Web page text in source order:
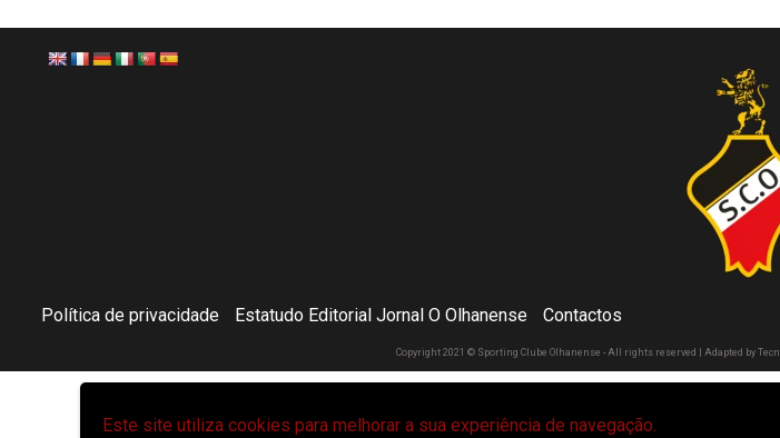
Este site utiliza cookies para melhorar a sua experiência de navegação.
Política de privacidade Estatudo Editorial Jornal O Olhanense Contactos
Copyright 2021 © Sporting Clube Olhanense - All rights reserved | Adapted by